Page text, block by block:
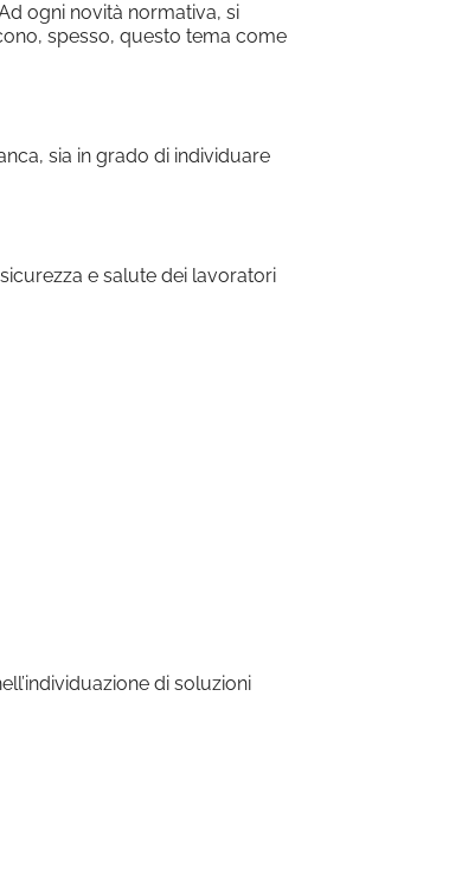
ogni novità normativa, si
spesso, questo tema come
sia in grado di individuare
e salute dei lavoratori
di soluzioni